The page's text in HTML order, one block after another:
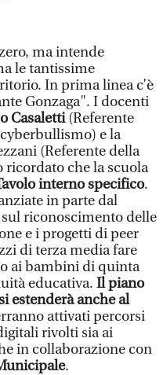
ma intende
le tantissime
In prima linea c’è
Gonzaga". I docenti
Casaletti(Referente
e la
(Referente della
ricordato che la scuola
interno specifico.
in parte dal
riconoscimento delle
e i progetti di peer
di terza media fare
ai bambini di quinta
educativa. Il piano
estenderà anche al
attivati percorsi
rivolti sia ai
in collaborazione con
.